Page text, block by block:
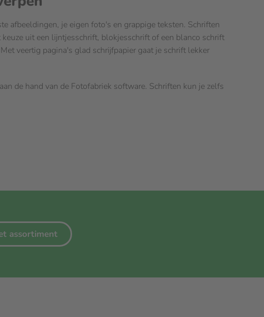
afbeeldingen, je eigen foto's en grappige teksten. Schriften
uit een lijntjesschrift, blokjesschrift of een blanco schrift
veertig pagina's glad schrijfpapier gaat je schrift lekker
de hand van de Fotofabriek software. Schriften kun je zelfs
assortiment